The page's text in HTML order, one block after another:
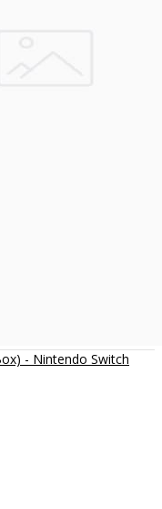
- Nintendo Switch